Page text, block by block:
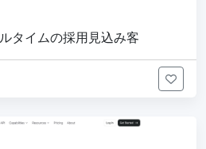
タイムの採用見込み客